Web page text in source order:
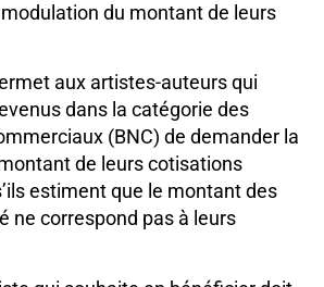
du montant de leurs
aux artistes-auteurs qui
dans la catégorie des
(BNC) de demander la
de leurs cotisations
estiment que le montant des
ne correspond pas à leurs